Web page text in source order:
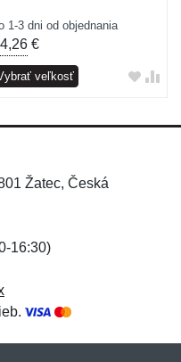
1-3 dni od objednania
€
veľkosť
Žatec, Česká
16:30)